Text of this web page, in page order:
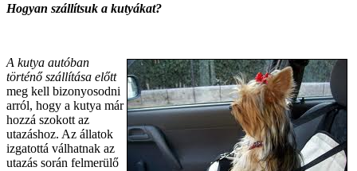
Hogyan szállítsuk a kutyákat?
A kutya autóban
történő szállítása előtt
meg kell bizonyosodni
arról, hogy a kutya már
hozzá szokott az
utazáshoz. Az állatok
izgatottá válhatnak az
utazás során felmerülő